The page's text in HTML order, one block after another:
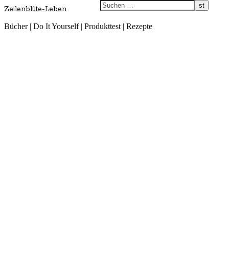
Zeilenblüte-Leben
Bücher | Do It Yourself | Produkttest | Rezepte